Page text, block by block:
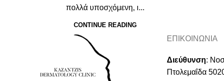
πολλά υποσχόμενη, ι...
CONTINUE READING
ΕΠΙΚΟΙΝΩΝΙΑ
Διεύθυνση:
Πτολεμαΐδα